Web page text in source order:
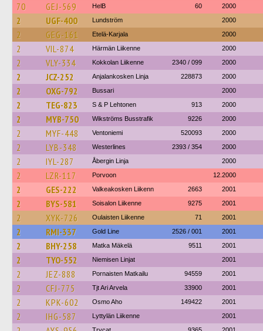
70 GEJ-569 HelB 60 2000
2 UGF-400 Lundström 2000
2 GEG-161 Etelä-Karjala 2000
2 VIL-874 Härmän Liikenne 2000
2 VLY-334 Kokkolan Liikenne 2340 / 099 2000
2 JCZ-252 Anjalankosken Linja 228873 2000
2 OXG-792 Bussari 2000
2 TEG-823 S & P Lehtonen 913 2000
2 MYB-750 Wikströms Busstrafik 9226 2000
2 MYF-448 Ventoniemi 520093 2000
2 LYB-348 Westerlines 2393 / 354 2000
2 IYL-287 Åbergin Linja 2000
2 LZR-117 Porvoon 12.2000
2 GES-222 Valkeakosken Liikenn 2663 2001
2 BYS-581 Soisalon Liikenne 9275 2001
2 XYK-726 Oulaisten Liikenne 71 2001
2 RMI-337 Gold Line 2526 / 001 2001
2 BHY-258 Matka Mäkelä 9511 2001
2 TYO-552 Niemisen Linjat 2001
2 JEZ-888 Pornaisten Matkailu 94559 2001
2 CFJ-775 Tjt Ari Arvela 33900 2001
2 KPK-602 Osmo Aho 149422 2001
2 IHG-587 Lyttylän Liikenne 2001